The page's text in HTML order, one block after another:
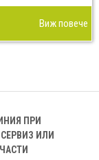
Виж повече
ПРИ
ИЛИ